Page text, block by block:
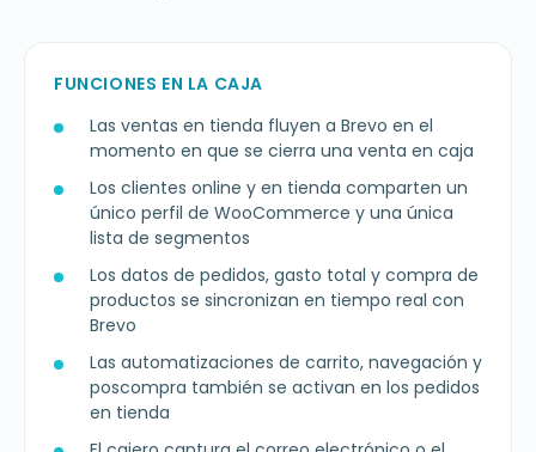
FUNCIONES EN LA CAJA
Las ventas en tienda fluyen a Brevo en el
momento en que se cierra una venta en caja
Los clientes online y en tienda comparten un
único perfil de WooCommerce y una única
lista de segmentos
Los datos de pedidos, gasto total y compra de
productos se sincronizan en tiempo real con
Brevo
Las automatizaciones de carrito, navegación y
poscompra también se activan en los pedidos
en tienda